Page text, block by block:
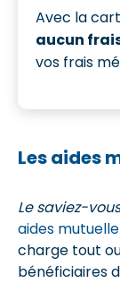
Avec la
aucun
vos frais
Les aides
Le saviez-
aides
charge tout
bénéficiaires